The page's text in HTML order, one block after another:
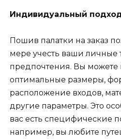
Индивидуальный
Пошив палатки на заказ
мере учесть ваши личные
предпочтения. Вы можете
оптимальные размеры,
расположение входов,
другие параметры. Это
вас есть специфические
например, вы любите